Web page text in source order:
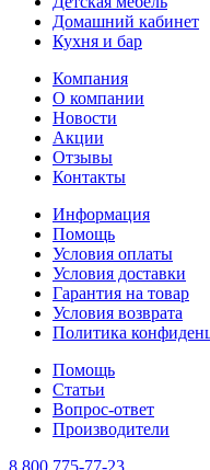
Домашний кабинет
Кухня и бар
Компания
О компании
Новости
Акции
Отзывы
Контакты
Информация
Помощь
Условия оплаты
Условия доставки
Гарантия на товар
Условия возврата
Политика
Помощь
Статьи
Вопрос-ответ
Производители
8 800 775-77-23